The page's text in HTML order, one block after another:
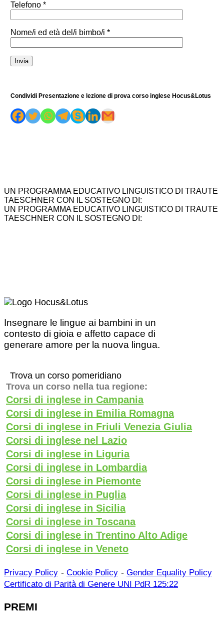
Telefono *
Nome/i ed età del/i bimbo/i *
Condividi Presentazione e lezione di prova corso inglese Hocus&Lotus
UN PROGRAMMA EDUCATIVO LINGUISTICO DI TRAUTE
TAESCHNER CON IL SOSTEGNO DI:
UN PROGRAMMA EDUCATIVO LINGUISTICO DI TRAUTE
TAESCHNER CON IL SOSTEGNO DI:
Insegnare le lingue ai bambini in un
contesto di gioia e affetto capace di
generare amore per la nuova lingua.
Trova un corso pomeridiano
Trova un corso nella tua regione:
Corsi di inglese in Campania
Corsi di inglese in Emilia Romagna
Corsi di inglese in Friuli Venezia Giulia
Corsi di inglese nel Lazio
Corsi di inglese in Liguria
Corsi di inglese in Lombardia
Corsi di inglese in Piemonte
Corsi di inglese in Puglia
Corsi di inglese in Sicilia
Corsi di inglese in Toscana
Corsi di inglese in Trentino Alto Adige
Corsi di inglese in Veneto
Privacy Policy - Cookie Policy - Gender Equality Policy
Certificato di Parità di Genere UNI PdR 125:22
PREMI